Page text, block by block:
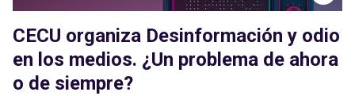
CECU organiza Desinformación y odio
en los medios. ¿Un problema de ahora
o de siempre?